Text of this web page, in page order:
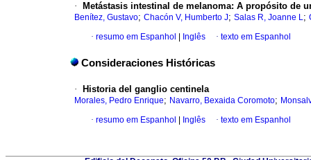
· Metástasis intestinal de melanoma: A propósito de
Benítez, Gustavo; Chacón V, Humberto J; Salas R, Joanne L;
· resumo em Espanhol Inglês · texto em Espanhol
Consideraciones Históricas
· Historia del ganglio centinela
Morales, Pedro Enrique; Navarro, Bexaida Coromoto;
· resumo em Espanhol Inglês · texto em Espanhol